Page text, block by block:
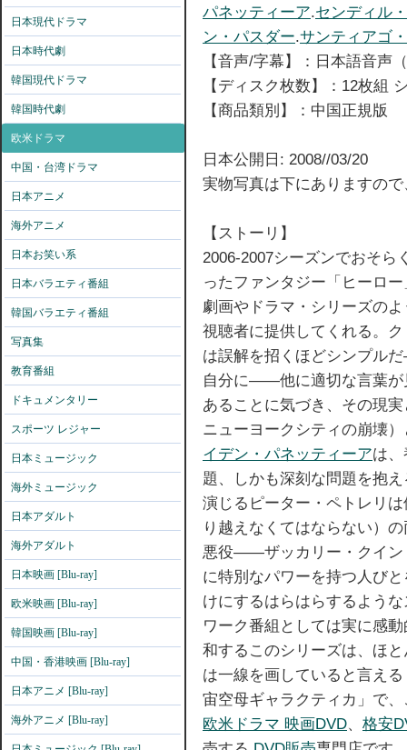
日本現代ドラマ
日本時代劇
韓国現代ドラマ
韓国時代劇
欧米ドラマ
中国・台湾ドラマ
日本アニメ
海外アニメ
日本お笑い系
日本バラエティ番組
韓国バラエティ番組
写真集
教育番組
ドキュメンタリー
スポーツ レジャー
日本ミュージック
海外ミュージック
日本アダルト
海外アダルト
日本映画 [Blu-ray]
欧米映画 [Blu-ray]
韓国映画 [Blu-ray]
中国・香港映画 [Blu-ray]
日本アニメ [Blu-ray]
海外アニメ [Blu-ray]
パネッティーア.センディル
ン・パスダー.サンティアゴ
【音声/字幕】：日本語音声
【ディスク枚数】：12枚組
【商品類別】：中国正規版
日本公開日: 2008//03/20
実物写真は下にありますの
【ストーリ】
2006-2007シーズンでおそら
ったファンタジー「ヒーロ
劇画やドラマ・シリーズの
視聴者に提供してくれる。
は誤解を招くほどシンプル
自分に――他に適切な言葉
あることに気づき、その現
ニューヨークシティの崩壊
イデン・パネッティーアは
題、しかも深刻な問題を抱
演じるピーター・ペトレリ
り越えなくてはならない）
悪役――ザッカリー・クイン
に特別なパワーを持つ人び
けにするはらはらするよう
ワーク番組としては実に感
和するこのシリーズは、ほ
は一線を画していると言え
宙空母ギャラクティカ」で
欧米ドラマ 映画DVD、 格安